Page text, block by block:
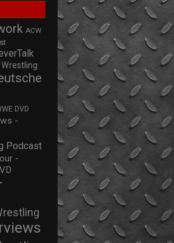
ACW
DVD
-
Podcast
-